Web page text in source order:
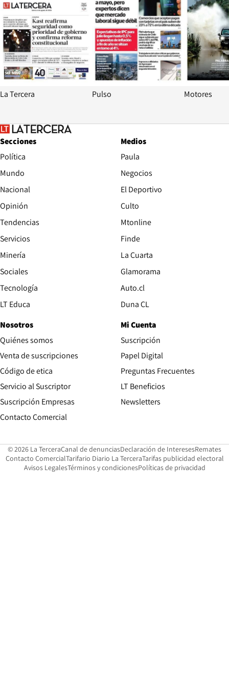
La Tercera Pulso Motores
Secciones
Política
Mundo
Nacional
Opinión
Tendencias
Servicios
Minería
Sociales
Tecnología
LT Educa
Medios
Paula
Negocios
El Deportivo
Culto
Mtonline
Finde
La Cuarta
Glamorama
Auto.clOpens in new window
Duna CLOpens in new window
Nosotros
Quiénes somos
Venta de suscripciones
Código de etica Opens in new window
Servicio al Suscriptor
Suscripción Empresas
Contacto ComercialOpens in new window
Mi Cuenta
Suscripción
Papel DigitalOpens in new
Preguntas Frecuentes
LT Beneficios
Newsletters
© 2026 La TerceraCanal de denunciasOpens in new window
Declaración de InteresesOpens in
Remates
Contacto ComercialOpens in new window
Tarifario Diario La TerceraOpens in new window
Tarifas publicidad electoral
Avisos LegalesOpens in new window
Términos y condicionesPolíticas de privacidad